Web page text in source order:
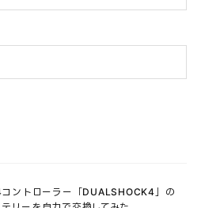
ントローラー「DUALSHOCK4」の